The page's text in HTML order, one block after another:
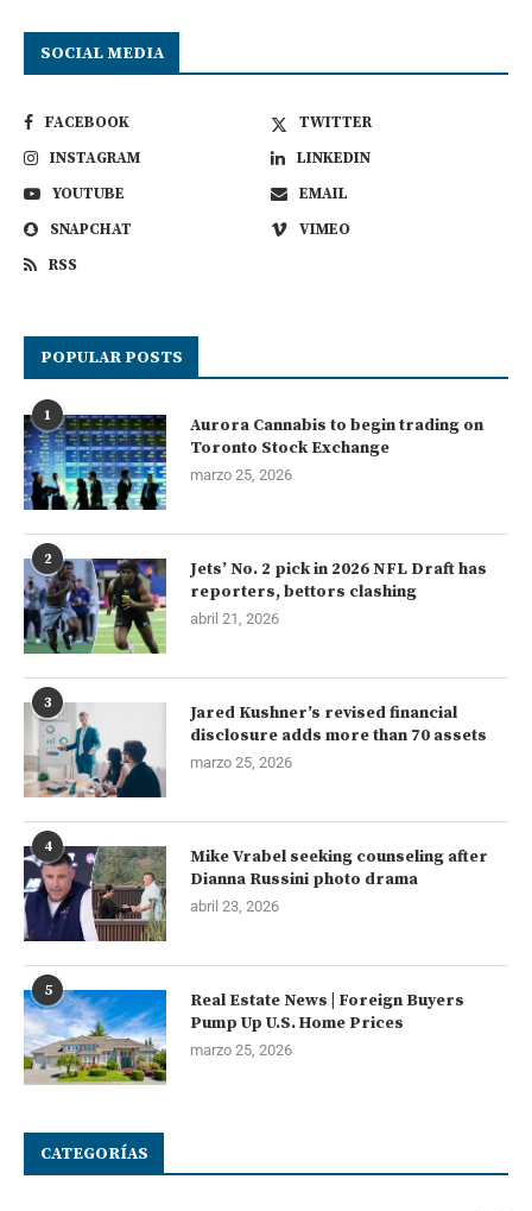
SOCIAL MEDIA
FACEBOOK
TWITTER
INSTAGRAM
LINKEDIN
YOUTUBE
EMAIL
SNAPCHAT
VIMEO
RSS
POPULAR POSTS
1
Aurora Cannabis to begin trading on
Toronto Stock Exchange
marzo 25, 2026
2
Jets’ No. 2 pick in 2026 NFL Draft has
reporters, bettors clashing
abril 21, 2026
3
Jared Kushner’s revised financial
disclosure adds more than 70 assets
marzo 25, 2026
4
Mike Vrabel seeking counseling after
Dianna Russini photo drama
abril 23, 2026
5
Real Estate News | Foreign Buyers
Pump Up U.S. Home Prices
marzo 25, 2026
CATEGORÍAS